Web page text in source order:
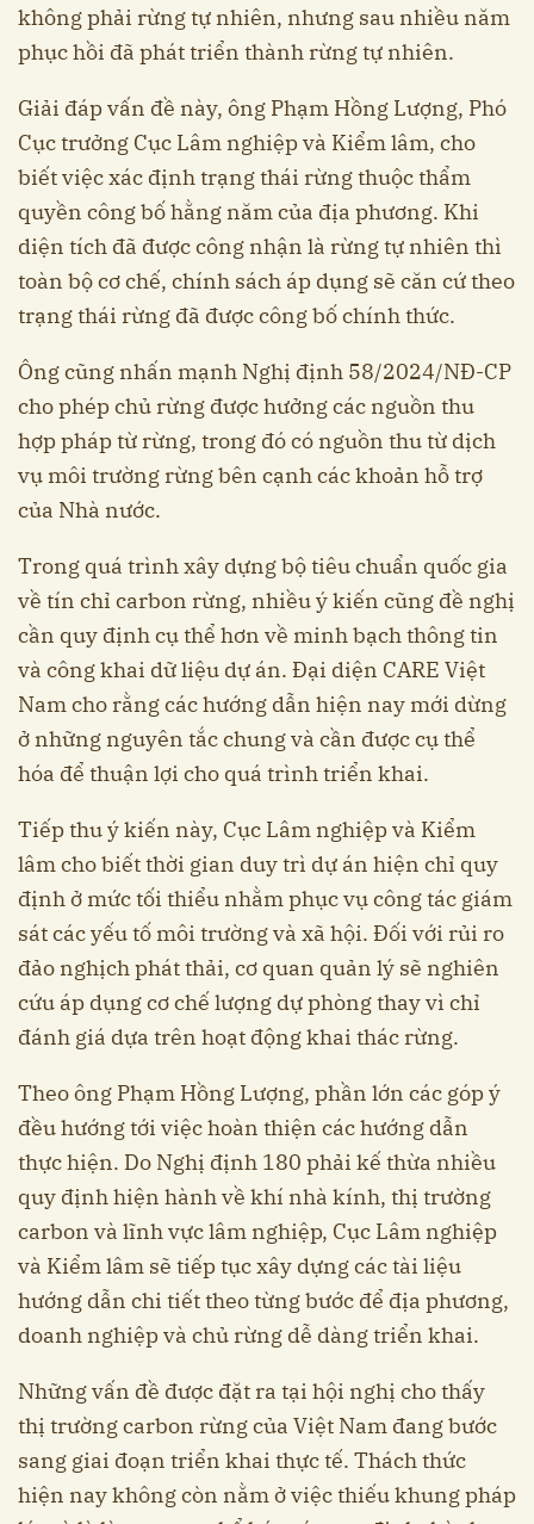
không phải rừng tự nhiên, nhưng sau nhiều năm
phục hồi đã phát triển thành rừng tự nhiên.
Giải đáp vấn đề này, ông Phạm Hồng Lượng, Phó
Cục trưởng Cục Lâm nghiệp và Kiểm lâm, cho
biết việc xác định trạng thái rừng thuộc thẩm
quyền công bố hằng năm của địa phương. Khi
diện tích đã được công nhận là rừng tự nhiên thì
toàn bộ cơ chế, chính sách áp dụng sẽ căn cứ theo
trạng thái rừng đã được công bố chính thức.
Ông cũng nhấn mạnh Nghị định 58/2024/NĐ-CP
cho phép chủ rừng được hưởng các nguồn thu
hợp pháp từ rừng, trong đó có nguồn thu từ dịch
vụ môi trường rừng bên cạnh các khoản hỗ trợ
của Nhà nước.
Trong quá trình xây dựng bộ tiêu chuẩn quốc gia
về tín chỉ carbon rừng, nhiều ý kiến cũng đề nghị
cần quy định cụ thể hơn về minh bạch thông tin
và công khai dữ liệu dự án. Đại diện CARE Việt
Nam cho rằng các hướng dẫn hiện nay mới dừng
ở những nguyên tắc chung và cần được cụ thể
hóa để thuận lợi cho quá trình triển khai.
Tiếp thu ý kiến này, Cục Lâm nghiệp và Kiểm
lâm cho biết thời gian duy trì dự án hiện chỉ quy
định ở mức tối thiểu nhằm phục vụ công tác giám
sát các yếu tố môi trường và xã hội. Đối với rủi ro
đảo nghịch phát thải, cơ quan quản lý sẽ nghiên
cứu áp dụng cơ chế lượng dự phòng thay vì chỉ
đánh giá dựa trên hoạt động khai thác rừng.
Theo ông Phạm Hồng Lượng, phần lớn các góp ý
đều hướng tới việc hoàn thiện các hướng dẫn
thực hiện. Do Nghị định 180 phải kế thừa nhiều
quy định hiện hành về khí nhà kính, thị trường
carbon và lĩnh vực lâm nghiệp, Cục Lâm nghiệp
và Kiểm lâm sẽ tiếp tục xây dựng các tài liệu
hướng dẫn chi tiết theo từng bước để địa phương,
doanh nghiệp và chủ rừng dễ dàng triển khai.
Những vấn đề được đặt ra tại hội nghị cho thấy
thị trường carbon rừng của Việt Nam đang bước
sang giai đoạn triển khai thực tế. Thách thức
hiện nay không còn nằm ở việc thiếu khung pháp